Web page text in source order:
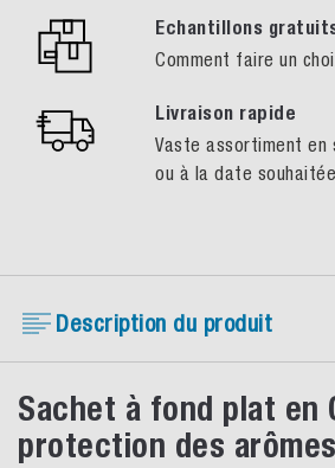
Echantillons
Comment faire un
Livraison rapide
Vaste assortiment en
ou à la date souhaitée
Description du produit
Sachet à fond plat en
protection des arômes